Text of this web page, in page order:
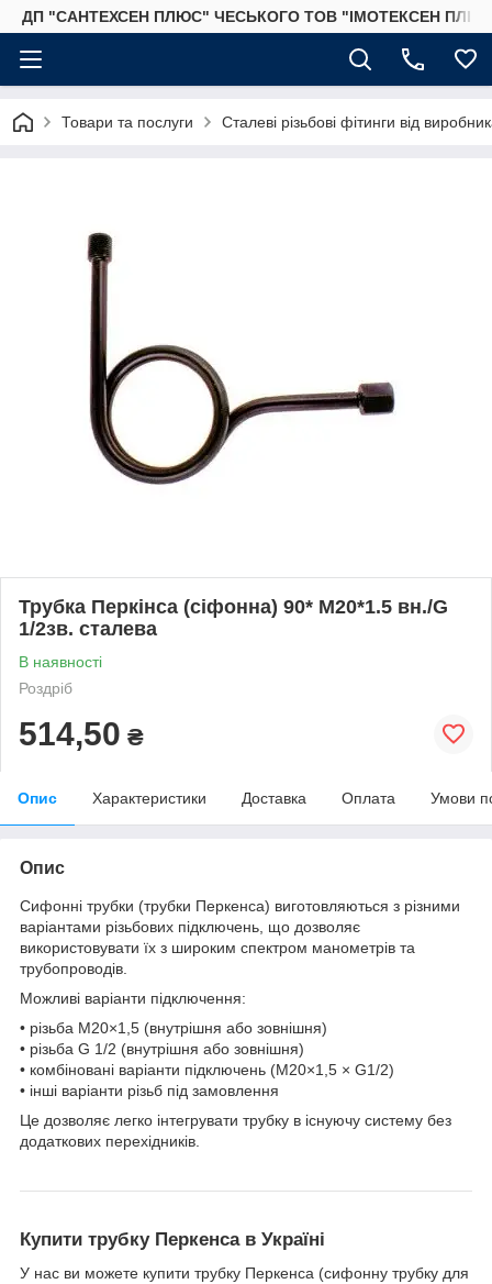
ДП "САНТЕХСЕН ПЛЮС" ЧЕСЬКОГО ТОВ "ІМОТЕКСЕН
Товари та послуги Сталеві різьбові фітинги від
Трубка Перкінса (сіфонна) 90* М20*1.5 вн./G
1/2зв. сталева
В наявності
Роздріб
514,50 ₴
Опис Характеристики Доставка Оплата Умови
Опис
Сифонні трубки (трубки Перкенса) виготовляються з різними
варіантами різьбових підключень, що дозволяє
використовувати їх з широким спектром манометрів та
трубопроводів.
Можливі варіанти підключення:
• різьба М20×1,5 (внутрішня або зовнішня)
• різьба G 1/2 (внутрішня або зовнішня)
• комбіновані варіанти підключень (М20×1,5 × G1/2)
• інші варіанти різьб під замовлення
Це дозволяє легко інтегрувати трубку в існуючу систему без
додаткових перехідників.
Купити трубку Перкенса в Україні
У нас ви можете купити трубку Перкенса (сифонну трубку для